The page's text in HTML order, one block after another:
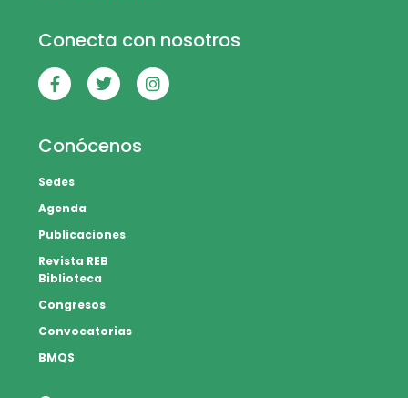
Conecta con nosotros
Conócenos
Sedes
Agenda
Publicaciones
Revista REB
Biblioteca
Congresos
Convocatorias
BMQS